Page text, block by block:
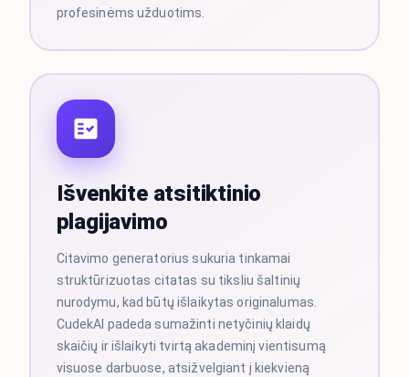
profesinėms užduotims.
Išvenkite atsitiktinio
plagijavimo
Citavimo generatorius sukuria tinkamai
struktūrizuotas citatas su tiksliu šaltinių
nurodymu, kad būtų išlaikytas originalumas.
CudekAI padeda sumažinti netyčinių klaidų
skaičių ir išlaikyti tvirtą akademinį vientisumą
visuose darbuose, atsižvelgiant į kiekvieną